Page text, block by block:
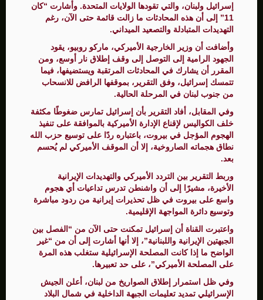
إسرائيل ولبنان، والتي تقودها الولايات المتحدة. وأشارت “كان
11” إلى أن هذه المحادثات ما زالت قائمة حتى الآن، رغم
التهديدات المتبادلة والتصعيد الميداني.
وأضافت أن وزير الخارجية الأميركي، ماركو روبيو، يقود
الجهود الرامية إلى التوصل إلى وقف إطلاق نار أوسع، ومن
المقرر أن يشارك في المحادثات المرتقبة ويستضيفها، فيما
تتمسك إسرائيل، وفق التقرير، بموقفها الرافض للانسحاب
من جنوب لبنان في المرحلة الحالية.
وفي المقابل، أفاد التقرير بأن إسرائيل تمارس ضغوطًا مكثفة
خلف الكواليس لإقناع الإدارة الأميركية بالموافقة على تنفيذ
الهجوم المؤجل في بيروت، باعتباره ردًا على توسيع حزب الله
نطاق هجماته الصاروخية، إلا أن الموقف الأميركي لم يُحسم
بعد.
وربط التقرير بين التردد الأميركي والتهديدات الإيرانية
الأخيرة، مشيرًا إلى أن واشنطن تدرس تداعيات أي هجوم
واسع على بيروت في ظل تحذيرات إيرانية من ردود مباشرة
وتوسيع دائرة المواجهة الإقليمية.
واعتبرت القناة أن إسرائيل تمكنت حتى الآن من “الفصل بين
الجبهتين الإيرانية واللبنانية”، إلا أنها أشارت إلى أن من “غير
الواضح ما إذا كانت المصلحة الإسرائيلية ستغلب هذه المرة
على المصلحة الأميركي”، على حد تعبيرها.
وفي ظل استمرار إطلاق الصواريخ من لبنان، أعلن الجيش
الإسرائيلي تمديد تعليمات الجبهة الداخلية في شمال البلاد